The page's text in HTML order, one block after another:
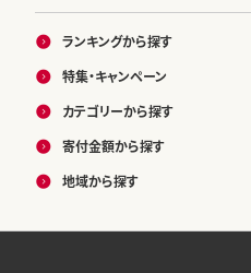
ランキングから探す
特集・キャンペーン
カテゴリーから探す
寄付金額から探す
地域から探す